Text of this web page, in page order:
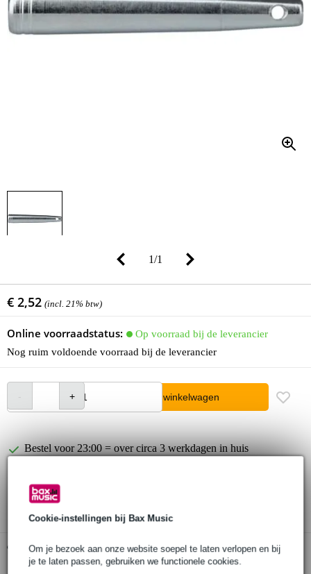
Cookie-instellingen bij Bax Music
Om je bezoek aan onze website soepel te laten verlopen en bij
je te laten passen, gebruiken we functionele cookies.
1/1
€ 2,52 (incl. 21% btw)
Online voorraadstatus:
Op voorraad bij de leverancier
Nog ruim voldoende voorraad bij de leverancier
In winkelwagen
Bestel voor 23:00 = over circa 3 werkdagen in huis
3 jaar Bax Music garantie
Gratis ophalen in de winkel